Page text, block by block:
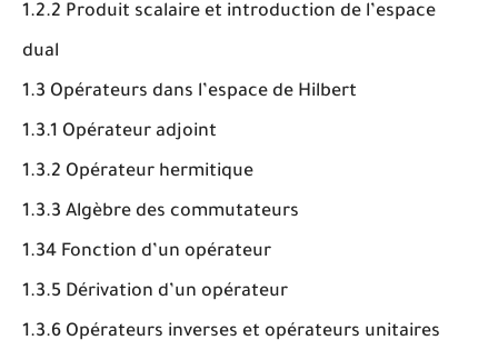
1.2.2 Produit scalaire et introduction de l’espace
dual
1.3 Opérateurs dans l’espace de Hilbert
1.3.1 Opérateur adjoint
1.3.2 Opérateur hermitique
1.3.3 Algèbre des commutateurs
1.34 Fonction d’un opérateur
1.3.5 Dérivation d’un opérateur
1.3.6 Opérateurs inverses et opérateurs unitaires